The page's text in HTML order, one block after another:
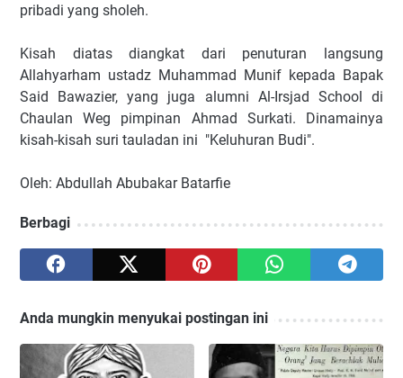
pribadi yang sholeh.
Kisah diatas diangkat dari penuturan langsung
Allahyarham ustadz Muhammad Munif kepada Bapak
Said Bawazier, yang juga alumni Al-Irsjad School di
Chaulan Weg pimpinan Ahmad Surkati. Dinamainya
kisah-kisah suri tauladan ini "Keluhuran Budi".
Oleh: Abdullah Abubakar Batarfie
Berbagi
Anda mungkin menyukai postingan ini